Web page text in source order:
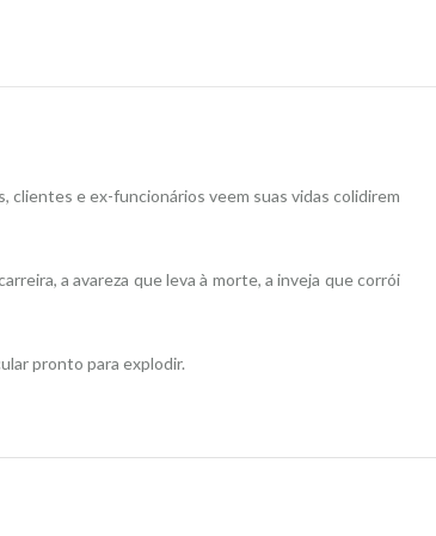
clientes e ex-funcionários veem suas vidas colidirem
a avareza que leva à morte, a inveja que corrói
pronto para explodir.